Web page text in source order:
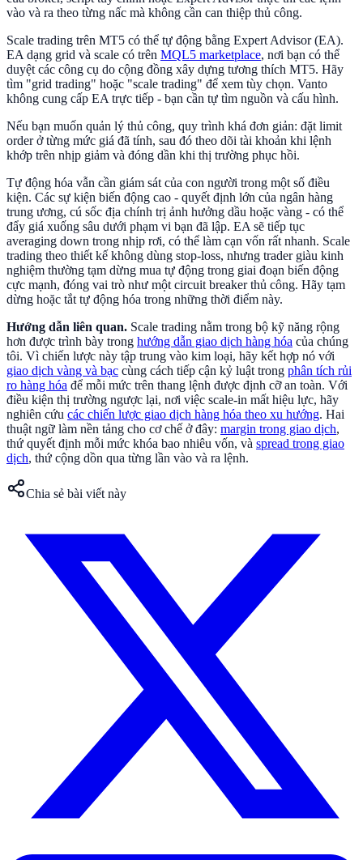
vào và ra theo từng nấc mà không cần can thiệp thủ công.
Scale trading trên MT5 có thể tự động bằng Expert Advisor (EA).
EA dạng grid và scale có trên MQL5 marketplace, nơi bạn có thể
duyệt các công cụ do cộng đồng xây dựng tương thích MT5. Hãy
tìm "grid trading" hoặc "scale trading" để xem tùy chọn. Vanto
không cung cấp EA trực tiếp - bạn cần tự tìm nguồn và cấu hình.
Nếu bạn muốn quản lý thủ công, quy trình khá đơn giản: đặt limit
order ở từng mức giá đã tính, sau đó theo dõi tài khoản khi lệnh
khớp trên nhịp giảm và đóng dần khi thị trường phục hồi.
Tự động hóa vẫn cần giám sát của con người trong một số điều
kiện. Các sự kiện biến động cao - quyết định lớn của ngân hàng
trung ương, cú sốc địa chính trị ảnh hưởng dầu hoặc vàng - có thể
đẩy giá xuống sâu dưới phạm vi bạn đã lập. EA sẽ tiếp tục
averaging down trong nhịp rơi, có thể làm cạn vốn rất nhanh. Scale
trading theo thiết kế không dùng stop-loss, nhưng trader giàu kinh
nghiệm thường tạm dừng mua tự động trong giai đoạn biến động
cực mạnh, đóng vai trò như một circuit breaker thủ công. Hãy tạm
dừng hoặc tắt tự động hóa trong những thời điểm này.
Hướng dẫn liên quan. Scale trading nằm trong bộ kỹ năng rộng
hơn được trình bày trong hướng dẫn giao dịch hàng hóa của chúng
tôi. Vì chiến lược này tập trung vào kim loại, hãy kết hợp nó với
giao dịch vàng và bạc cùng cách tiếp cận kỷ luật trong phân tích rủi
ro hàng hóa để mỗi mức trên thang lệnh được định cỡ an toàn. Với
điều kiện thị trường ngược lại, nơi việc scale-in mất hiệu lực, hãy
nghiên cứu các chiến lược giao dịch hàng hóa theo xu hướng. Hai
thuật ngữ làm nền tảng cho cơ chế ở đây: margin trong giao dịch,
thứ quyết định mỗi mức khóa bao nhiêu vốn, và spread trong giao
dịch, thứ cộng dồn qua từng lần vào và ra lệnh.
Chia sẻ bài viết này